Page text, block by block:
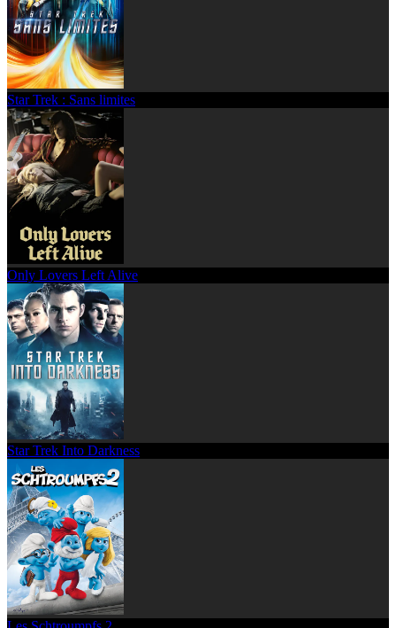
Star Trek : Sans limites
Only Lovers Left Alive
Star Trek Into Darkness